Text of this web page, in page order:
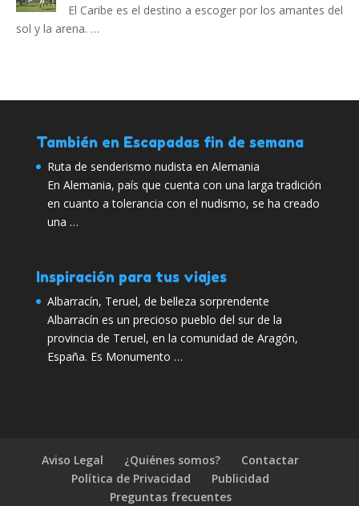
El Caribe es el destino a escoger por los amantes del
sol y la arena. …
También en Escapadas fin de semana
Ruta de senderismo nudista en Alemania
En Alemania, país que cuenta con una larga tradición
en cuanto a tolerancia con el nudismo, se ha creado
una …
Inspiración para tus viajes
Albarracín, Teruel, de belleza sorprendente
Albarracín es un precioso pueblo del sur de la
provincia de Teruel, en la comunidad de Aragón,
España. Es Monumento …
Aviso Legal ¿Quiénes somos?
Contactar
Política de Privacidad
Publicidad
Preguntas frecuentes